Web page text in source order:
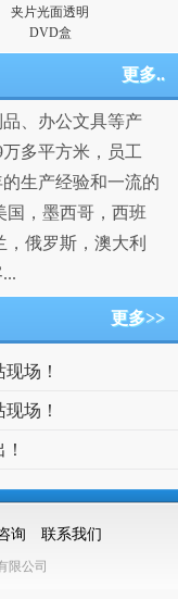
夹片光面透明
DVD盒
更多..
、办公文具等产
多平方米，员工
生产经验和一流的
国，墨西哥，西班
俄罗斯，澳大利
更多>>
场！
场！
询 联系我们
限公司